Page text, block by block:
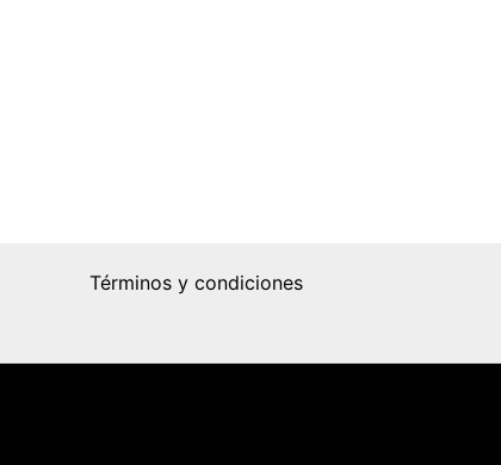
Términos y condiciones